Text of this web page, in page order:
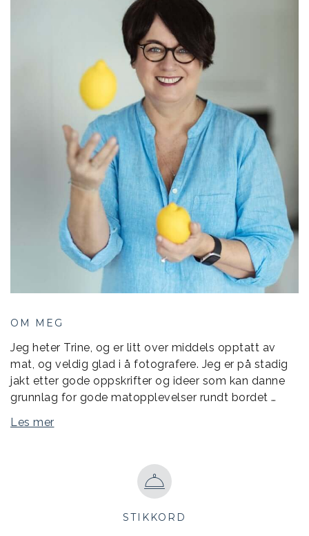
OM MEG
Jeg heter Trine, og er litt over middels opptatt av
mat, og veldig glad i å fotografere. Jeg er på stadig
jakt etter gode oppskrifter og ideer som kan danne
grunnlag for gode matopplevelser rundt bordet …
Les mer
STIKKORD